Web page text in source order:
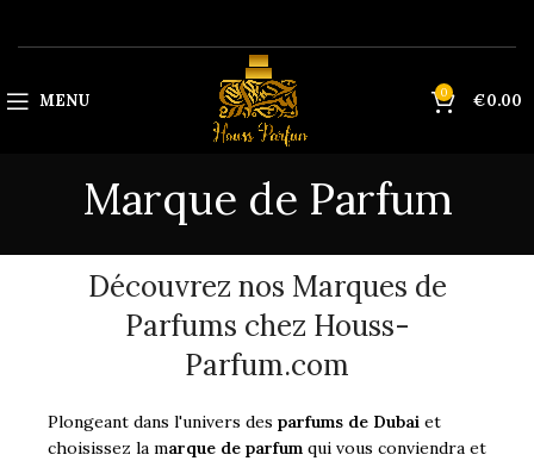
MENU 0 €0.00
Marque de Parfum
Découvrez nos Marques de
Parfums chez Houss-
Parfum.com
Plongeant dans l'univers des parfums de Dubai et
choisissez la marque de parfum qui vous conviendra et